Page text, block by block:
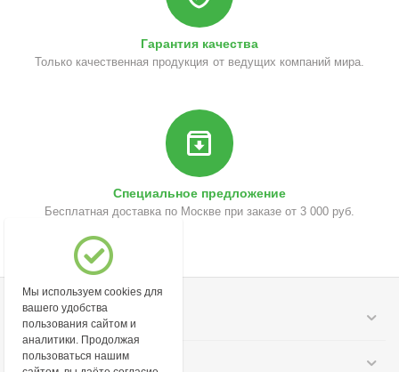
Гарантия качества
Только качественная продукция от ведущих компаний мира.
Специальное предложение
Бесплатная доставка по Москве при заказе от 3 000 руб.
Моя учетная запись
Информация
Мы используем cookies для
вашего удобства
пользования сайтом и
аналитики. Продолжая
пользоваться нашим